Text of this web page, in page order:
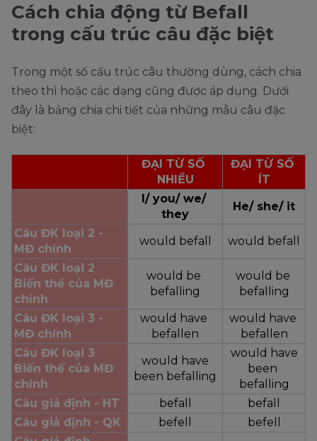
Cách chia động từ Befall
trong cấu trúc câu đặc biệt
Trong một số cấu trúc câu thường dùng, cách chia
theo thì hoặc các dạng cũng được áp dụng. Dưới
đây là bảng chia chi tiết của những mẫu câu đặc
biệt:
ĐẠI TỪ SỐ
NHIỀU
ĐẠI TỪ SỐ
ÍT
I/ you/ we/
they
He/ she/ it
Câu ĐK loại 2 -
MĐ chính
would befall
would befall
Câu ĐK loại 2
Biến thế của MĐ
chính
would be
befalling
would be
befalling
Câu ĐK loại 3 -
MĐ chính
would have
befallen
would have
befallen
Câu ĐK loại 3
Biến thế của MĐ
chính
would have
been befalling
would have
been
befalling
Câu giả định - HT
befall
befall
Câu giả định - QK
befell
befell